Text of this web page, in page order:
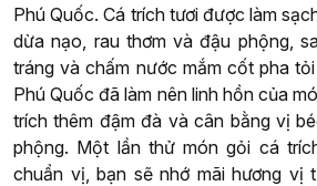
Phú Quốc. Cá trích tươi được làm
dừa nạo, rau thơm và đậu phộng,
tráng và chấm nước mắm cốt pha
Phú Quốc đã làm nên linh hồn của
trích thêm đậm đà và cân bằng vị
phộng. Một lần thử món gỏi cá
chuẩn vị, bạn sẽ nhớ mãi hương vị